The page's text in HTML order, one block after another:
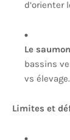
d’orienter
Le
bassins
vs élevage.
Limites et